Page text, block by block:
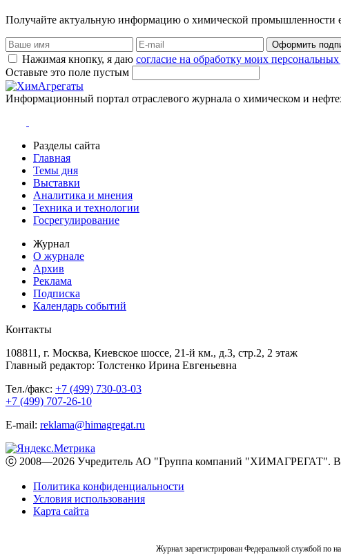
Получайте актуальную информацию о химической промышленности
Оформить
Нажимая кнопку, я даю согласие на обработку моих
Оставьте это поле пустым
Информационный портал отраслевого журнала о химическом и
Разделы сайта
Главная
Темы дня
Выставки
Аналитика и мнения
Техника и технологии
Госрегулирование
Журнал
О журнале
Архив
Реклама
Подписка
Календарь событий
Контакты
108811, г. Москва, Киевское шоссе, 21-й км., д.3, стр.2, 2 этаж
Главный редактор: Толстенко Ирина Евгеньевна
Тел./факс: +7 (499) 730-03-03
+7 (499) 707-26-10
E-mail: reklama@himagregat.ru
ⓒ 2008—2026 Учредитель АО "Группа компаний "ХИМАГРЕГАТ".
Политика конфиденциальности
Условия использования
Карта сайта
Журнал зарегистрирован Федеральной службой по